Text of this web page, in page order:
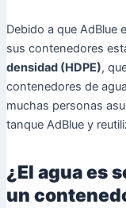
Debido a que AdBlue
sus contenedores
densidad (HDPE),
contenedores de
muchas personas
tanque AdBlue y
¿El agua es
un